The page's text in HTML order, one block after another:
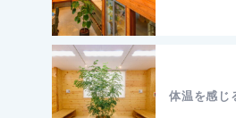
体温を感じ